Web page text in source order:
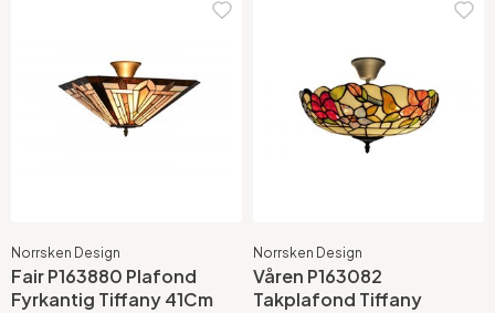
Norrsken Design
Fair P163880 Plafond
Fyrkantig Tiffany 41Cm
Norrsken Design
Våren P163082
Takplafond Tiffany